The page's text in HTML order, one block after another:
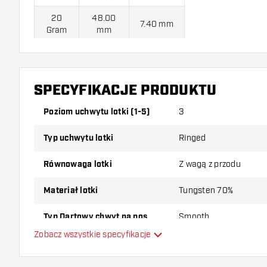
20
Gram
48.00
mm
7.40 mm
Piórki i 3 Shafty.
SPECYFIKACJE PRODUKTU
Poziom uchwytu lotki (1-5) 3
Typ uchwytu lotki Ringed
Równowaga lotki Z wagą z przodu
Materiał lotki Tungsten 70%
Typ Dartowy chwyt na nos Smooth
Zobacz wszystkie specyfikacje